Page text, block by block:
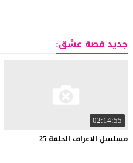
جديد قصة عشق:
02:14:55
مسلسل الاعراف الحلقة 25